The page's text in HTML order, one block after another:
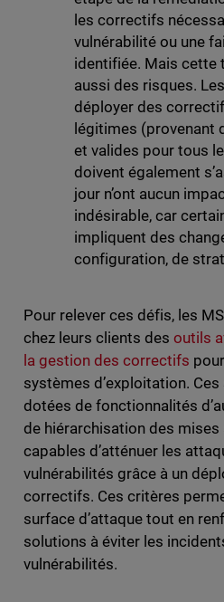
les correctifs
vulnérabilité ou une
identifiée. Mais cette
aussi des risques.
déployer des
légitimes (provenant
et valides pour tous
doivent également
jour n’ont aucun
indésirable, car
impliquent des
configuration, de
Pour relever ces défis, les
chez leurs clients des outils
la gestion des correctifs
systèmes d’exploitation.
dotées de fonctionnalités
de hiérarchisation des mises
capables d’atténuer les
vulnérabilités grâce à un
correctifs. Ces critères
surface d’attaque tout en
solutions à éviter les
vulnérabilités.